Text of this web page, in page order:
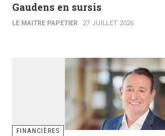
Gaudens en sursis
LE MAITRE PAPETIER 27 JUILLET 2026
FINANCIÈRES